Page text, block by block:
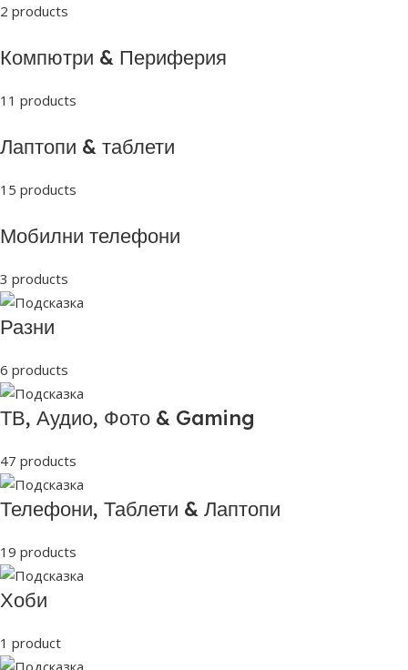
2 products
Компютри & Периферия
11 products
Лаптопи & таблети
15 products
Мобилни телефони
3 products
Разни
6 products
ТВ, Аудио, Фото & Gaming
47 products
Телефони, Таблети & Лаптопи
19 products
Хоби
1 product